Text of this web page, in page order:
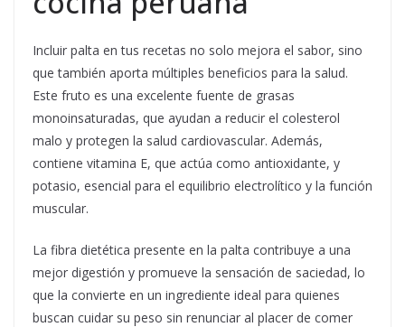
Incluir palta en tus recetas no solo mejora el sabor, sino
que también aporta múltiples beneficios para la salud.
Este fruto es una excelente fuente de grasas
monoinsaturadas, que ayudan a reducir el colesterol
malo y protegen la salud cardiovascular. Además,
contiene vitamina E, que actúa como antioxidante, y
potasio, esencial para el equilibrio electrolítico y la función
muscular.
La fibra dietética presente en la palta contribuye a una
mejor digestión y promueve la sensación de saciedad, lo
que la convierte en un ingrediente ideal para quienes
buscan cuidar su peso sin renunciar al placer de comer